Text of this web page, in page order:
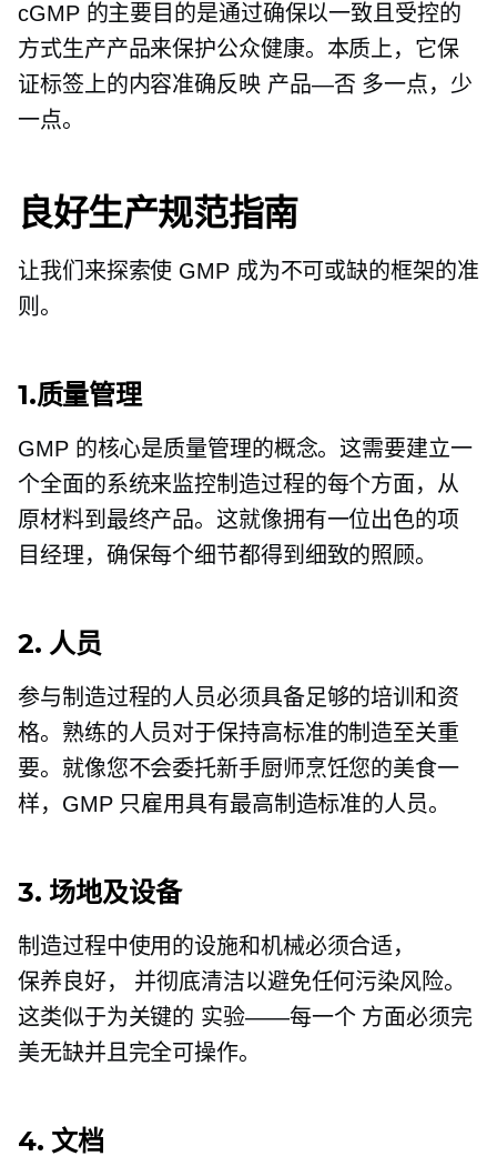
cGMP 的主要目的是通过确保以一致且受控的
方式生产产品来保护公众健康。本质上，它保
证标签上的内容准确反映 产品—否 多一点，少
一点。
良好生产规范指南
让我们来探索使 GMP 成为不可或缺的框架的准
则。
1.质量管理
GMP 的核心是质量管理的概念。这需要建立一
个全面的系统来监控制造过程的每个方面，从
原材料到最终产品。这就像拥有一位出色的项
目经理，确保每个细节都得到细致的照顾。
2. 人员
参与制造过程的人员必须具备足够的培训和资
格。熟练的人员对于保持高标准的制造至关重
要。就像您不会委托新手厨师烹饪您的美食一
样，GMP 只雇用具有最高制造标准的人员。
3. 场地及设备
制造过程中使用的设施和机械必须合适，
保养良好，
并彻底清洁以避免任何污染风险。
这类似于为关键的 实验——每一个方面必须完
美无缺并且完全可操作。
4. 文档